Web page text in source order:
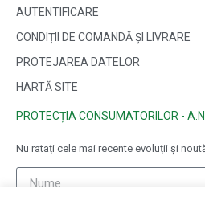
AUTENTIFICARE
CONDIȚII DE COMANDĂ ȘI LIVRARE
PROTEJAREA DATELOR
HARTĂ SITE
PROTECȚIA CONSUMATORILOR -
Nu ratați cele mai recente evoluții și